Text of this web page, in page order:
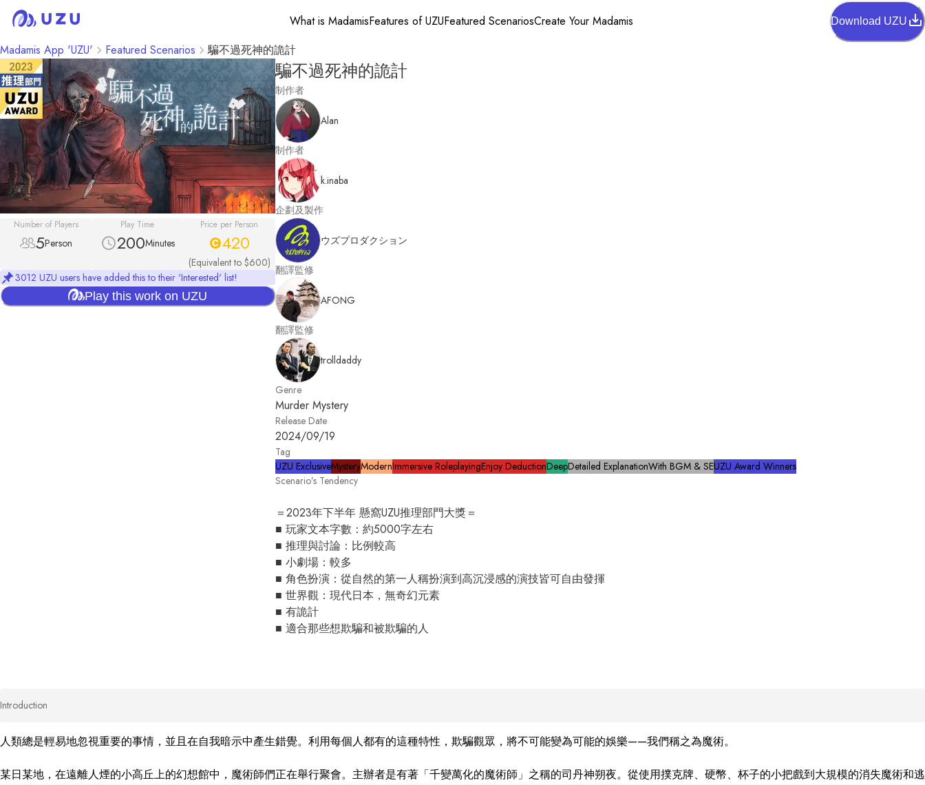
What is MadamisFeatures of UZUFeatured ScenariosCreate Your Madamis Download UZU
Madamis App 'UZU' Featured Scenarios 騙不過死神的詭計
Number of Players
5Person
Play Time
200Minutes
Price per Person
420
(Equivalent to $600)
3012 UZU users have added this to their 'Interested' list!
Play this work on UZU
騙不過死神的詭計
制作者
Alan
制作者
k.inaba
企劃及製作
ウズプロダクション
翻譯監修
AFONG
翻譯監修
trolldaddy
Genre
Murder Mystery
Release Date
2024/09/19
Tag
UZU ExclusiveMysteryModernImmersive RoleplayingEnjoy DeductionDeepDetailed ExplanationWith BGM & SEUZU Award Winners
Scenario’s Tendency
＝2023年下半年 懸窩UZU推理部門大獎＝
■ 玩家文本字數：約5000字左右
■ 推理與討論：比例較高
■ 小劇場：較多
■ 角色扮演：從自然的第一人稱扮演到高沉浸感的演技皆可自由發揮
■ 世界觀：現代日本，無奇幻元素
■ 有詭計
■ 適合那些想欺騙和被欺騙的人
Introduction
人類總是輕易地忽視重要的事情，並且在自我暗示中產生錯覺。利用每個人都有的這種特性，欺騙觀眾，將不可能變為可能的娛樂——我們稱之為魔術。
某日某地，在遠離人煙的小高丘上的幻想館中，魔術師們正在舉行聚會。主辦者是有著「千變萬化的魔術師」之稱的司丹神朔夜。從使用撲克牌、硬幣、杯子的小把戲到大規模的消失魔術和逃